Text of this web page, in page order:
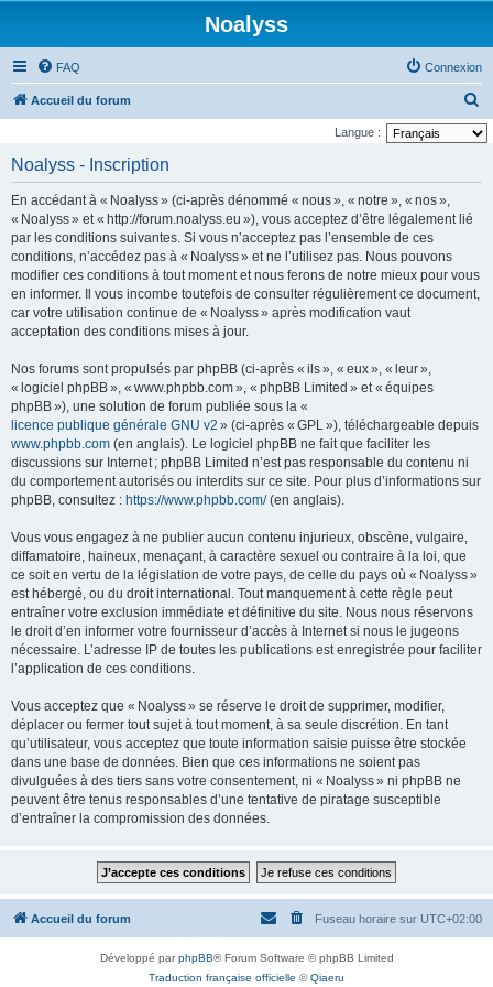
Noalyss
FAQ Connexion
Accueil du forum
e
Langue :
Noalyss - Inscription
En accédant à « Noalyss » (ci-après dénommé « nous », « notre », « nos »,
« Noalyss » et « http://forum.noalyss.eu »), vous acceptez d’être légalement lié
par les conditions suivantes. Si vous n’acceptez pas l’ensemble de ces
conditions, n’accédez pas à « Noalyss » et ne l’utilisez pas. Nous pouvons
modifier ces conditions à tout moment et nous ferons de notre mieux pour vous
en informer. Il vous incombe toutefois de consulter régulièrement ce document,
car votre utilisation continue de « Noalyss » après modification vaut
acceptation des conditions mises à jour.
Nos forums sont propulsés par phpBB (ci-après « ils », « eux », « leur »,
« logiciel phpBB », « www.phpbb.com », « phpBB Limited » et « équipes
phpBB »), une solution de forum publiée sous la «
licence publique générale GNU v2 » (ci-après « GPL »), téléchargeable depuis
www.phpbb.com (en anglais). Le logiciel phpBB ne fait que faciliter les
discussions sur Internet ; phpBB Limited n’est pas responsable du contenu ni
du comportement autorisés ou interdits sur ce site. Pour plus d’informations sur
phpBB, consultez : https://www.phpbb.com/(en anglais).
Vous vous engagez à ne publier aucun contenu injurieux, obscène, vulgaire,
diffamatoire, haineux, menaçant, à caractère sexuel ou contraire à la loi, que
ce soit en vertu de la législation de votre pays, de celle du pays où « Noalyss »
est hébergé, ou du droit international. Tout manquement à cette règle peut
entraîner votre exclusion immédiate et définitive du site. Nous nous réservons
le droit d’en informer votre fournisseur d’accès à Internet si nous le jugeons
nécessaire. L’adresse IP de toutes les publications est enregistrée pour faciliter
l’application de ces conditions.
Vous acceptez que « Noalyss » se réserve le droit de supprimer, modifier,
déplacer ou fermer tout sujet à tout moment, à sa seule discrétion. En tant
qu’utilisateur, vous acceptez que toute information saisie puisse être stockée
dans une base de données. Bien que ces informations ne soient pas
divulguées à des tiers sans votre consentement, ni « Noalyss » ni phpBB ne
peuvent être tenus responsables d’une tentative de piratage susceptible
d’entraîner la compromission des données.
Accueil du forum Fuseau horaire sur UTC+02:00
Développé parphpBB® Forum Software © phpBB Limited
Traduction française officielle ©Qiaeru